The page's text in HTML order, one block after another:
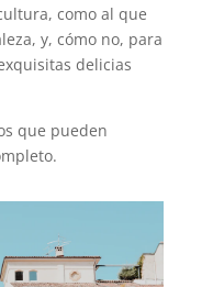
como al que
y, cómo no, para
delicias
que pueden